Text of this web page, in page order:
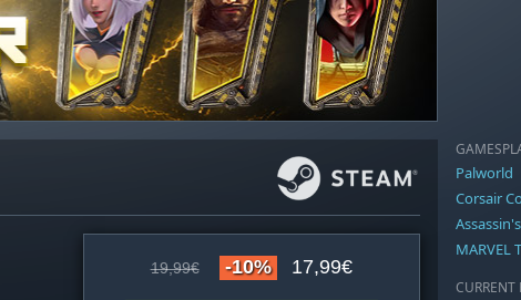
19,99€ -10% 17,99€
Palworld
Corsair
MARVEL
CURRENT